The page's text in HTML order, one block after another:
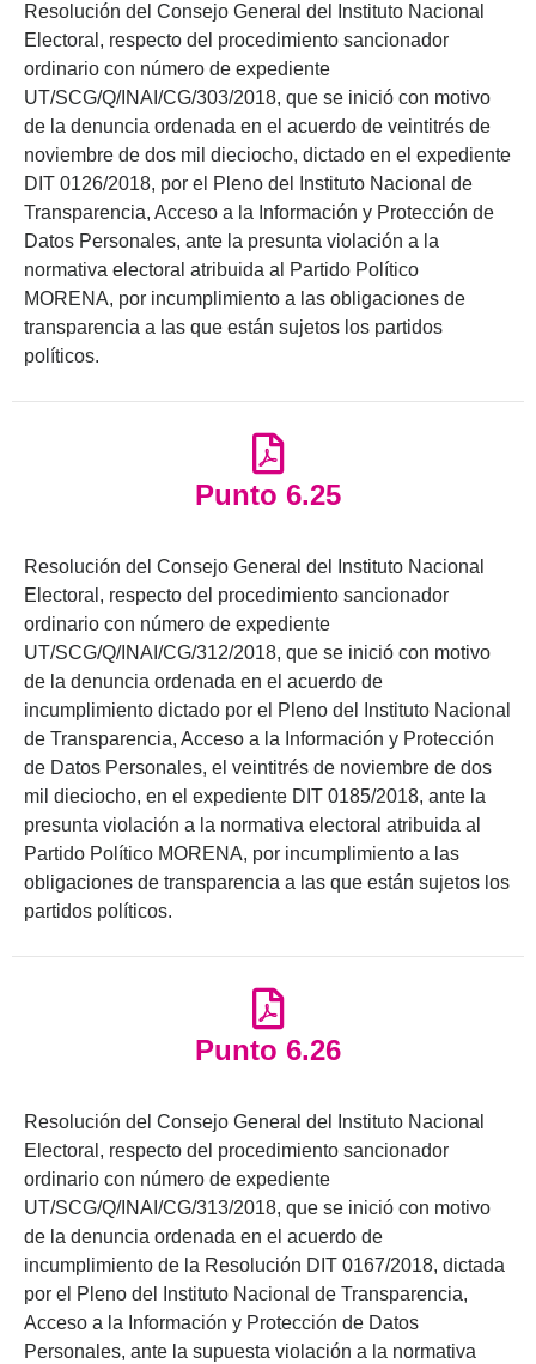
Resolución del Consejo General del Instituto Nacional
Electoral, respecto del procedimiento sancionador
ordinario con número de expediente
UT/SCG/Q/INAI/CG/303/2018, que se inició con motivo
de la denuncia ordenada en el acuerdo de veintitrés de
noviembre de dos mil dieciocho, dictado en el expediente
DIT 0126/2018, por el Pleno del Instituto Nacional de
Transparencia, Acceso a la Información y Protección de
Datos Personales, ante la presunta violación a la
normativa electoral atribuida al Partido Político
MORENA, por incumplimiento a las obligaciones de
transparencia a las que están sujetos los partidos
políticos.
Punto 6.25
Resolución del Consejo General del Instituto Nacional
Electoral, respecto del procedimiento sancionador
ordinario con número de expediente
UT/SCG/Q/INAI/CG/312/2018, que se inició con motivo
de la denuncia ordenada en el acuerdo de
incumplimiento dictado por el Pleno del Instituto Nacional
de Transparencia, Acceso a la Información y Protección
de Datos Personales, el veintitrés de noviembre de dos
mil dieciocho, en el expediente DIT 0185/2018, ante la
presunta violación a la normativa electoral atribuida al
Partido Político MORENA, por incumplimiento a las
obligaciones de transparencia a las que están sujetos los
partidos políticos.
Punto 6.26
Resolución del Consejo General del Instituto Nacional
Electoral, respecto del procedimiento sancionador
ordinario con número de expediente
UT/SCG/Q/INAI/CG/313/2018, que se inició con motivo
de la denuncia ordenada en el acuerdo de
incumplimiento de la Resolución DIT 0167/2018, dictada
por el Pleno del Instituto Nacional de Transparencia,
Acceso a la Información y Protección de Datos
Personales, ante la supuesta violación a la normativa